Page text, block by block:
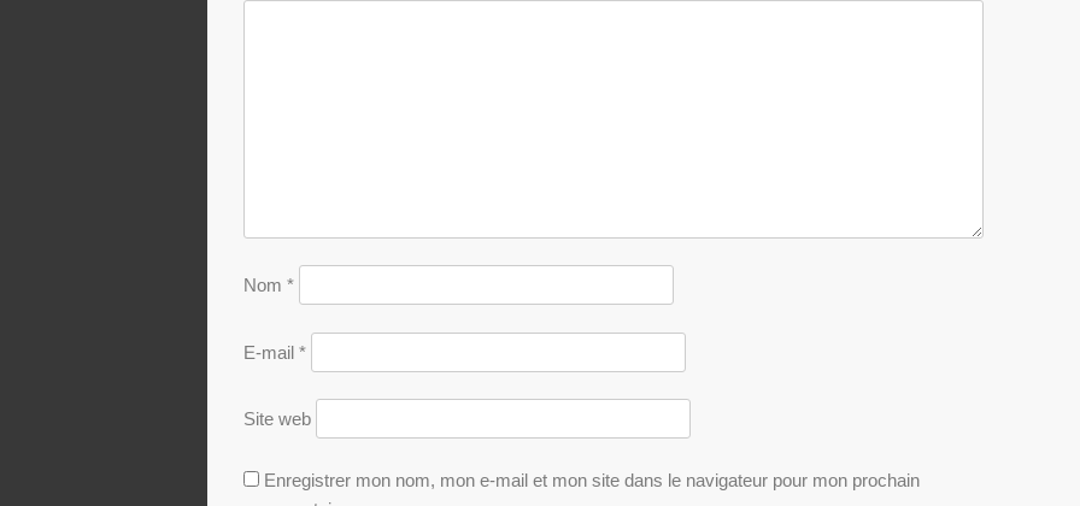
Nom *
E-mail *
Site web
Enregistrer mon nom, mon e-mail et mon site dans le navigateur pour mon prochain